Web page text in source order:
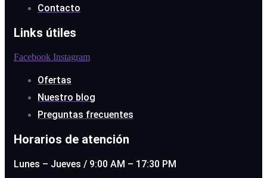
Contacto
Links útiles
Facebook Instagram
Ofertas
Nuestro blog
Preguntas frecuentes
Horarios de atención
Lunes – Jueves / 9:00 AM – 17:30 PM